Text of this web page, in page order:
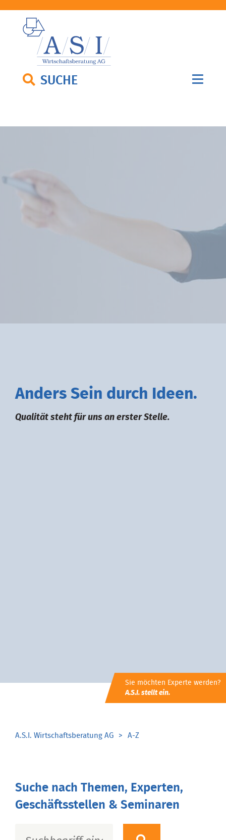
SUCHE
Anders Sein durch deen.
Qualität steht für uns an erster Stelle.
Sie möchten Experte werden?
A.S.I. stellt ein.
A.S.I. Wirtschaftsberatung AG A-Z
Suche nach Themen, Experten,
Geschäftsstellen & Seminaren